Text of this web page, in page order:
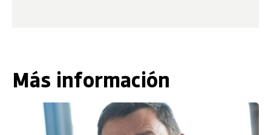
Más información